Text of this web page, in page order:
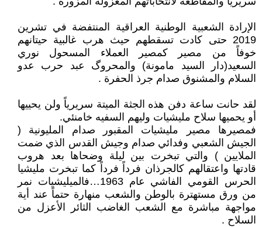
الإرادة الشعبية الوطنية العراقية المنتفضة في تشرين
2019 حتى كادت تسقطهم حيث هرب غالبية حيتانهم
خوفاً من مصير كمصير العملاء المسحول نوري
السعيد(دار السيد مامونة) والمحروگ عبد حرب عدو
السلام والمشنوق صدام جرذ الحفرة .
لقد حانت ساعة دفن هذه الجثة الميتة سريرياً ولن يحييها
أو يحميها سلاح مليشيات وليهم السفيه خامنئي.
فمصيرها مصير مليشيات المقبور صدام المليونية (
الجيش الشعبي وفدائي صدام وجيش القدس الذي ضمت
الملايين ) والتي تبخرت بين ليلة وضحاها بعد هروب
قادتها واعتقالهم كالجرذان فرداً فرداً كما تبخرت مليشيا
الحرس القومي الفاشي عام 1963…فالميليشيات نمر
من ورق مستهترة بالوطن والشعب منهارة حتماً عند أية
مواجهة مباشرة مع الشعب الغاضب الثائر الأعزل من
السلاح .